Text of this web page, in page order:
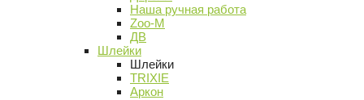
Наша ручная работа
Zoo-M
ДВ
Шлейки
Шлейки
TRIXIE
Аркон